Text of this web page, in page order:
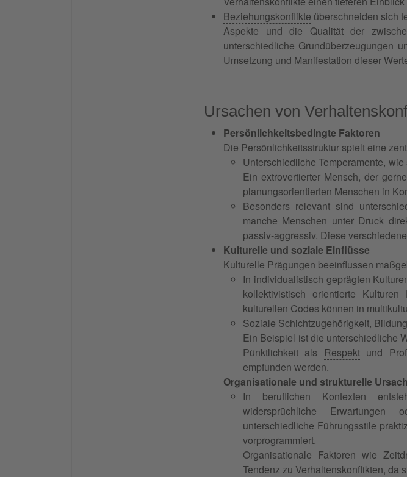
Beziehungskonflikte überschneiden sich
Aspekte und die Qualität der
unterschiedliche Grundüberzeugungen
Umsetzung und Manifestation dieser
Ursachen von
Persönlichkeitsbedingte Faktoren
Die Persönlichkeitsstruktur spielt eine
Unterschiedliche Temperamente,
Ein extrovertierter Mensch, der
planungsorientierten Menschen in
Besonders relevant sind
manche Menschen unter Druck
passiv-aggressiv. Diese
Kulturelle und soziale Einflüsse
Kulturelle Prägungen beeinflussen
In individualistisch geprägten
kollektivistisch orientierte
kulturellen Codes können in
Soziale Schichtzugehörigkeit,
Ein Beispiel ist die unterschiedliche
Pünktlichkeit als Respektund
empfunden werden.
Organisationale und strukturelle
In beruflichen Kontexten
widersprüchliche Erwartungen
unterschiedliche Führungsstile
vorprogrammiert.
Organisationale Faktoren wie
Tendenz zu Verhaltenskonflikten, da